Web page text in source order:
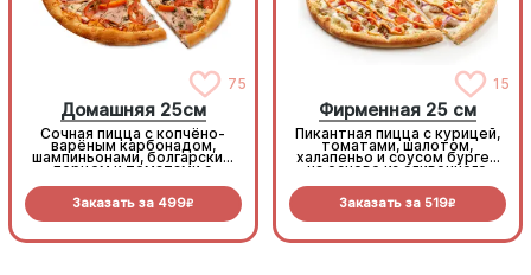
75
Домашняя 25см
Сочная пицца с копчёно-
варёным карбонадом,
шампиньонами, болгарским
перцем и томатами с
Заказать за 499R
15
Фирменная 25 см
Пикантная пицца с курицей,
томатами, шалотом,
халапеньо и соусом бургер
на основе из сливочного
Заказать за 519R